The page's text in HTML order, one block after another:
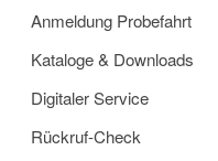
Anmeldung Probefahrt
Kataloge & Downloads
Digitaler Service
Rückruf-Check